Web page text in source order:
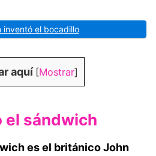
inventó el bocadillo
aquí [Mostrar]
el sándwich
es el británico John